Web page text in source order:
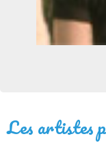
Les artistes